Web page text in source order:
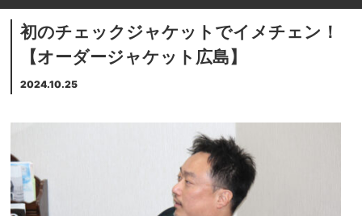
初のチェックジャケットでイメチェン！
【オーダージャケット広島】
2024.10.25